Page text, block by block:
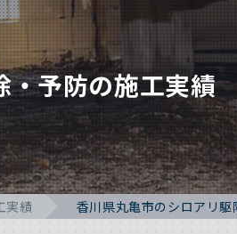
・予防の施工実績
実績 香川県丸亀市のシロアリ